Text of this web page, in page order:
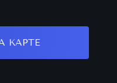
КАРТЕ